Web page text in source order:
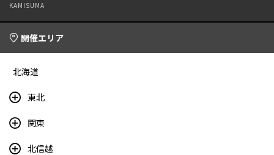
KAMISUMA
開催エリア
北海道
東北
関東
北信越